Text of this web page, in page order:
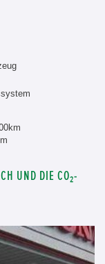
UND DIE CO₂-